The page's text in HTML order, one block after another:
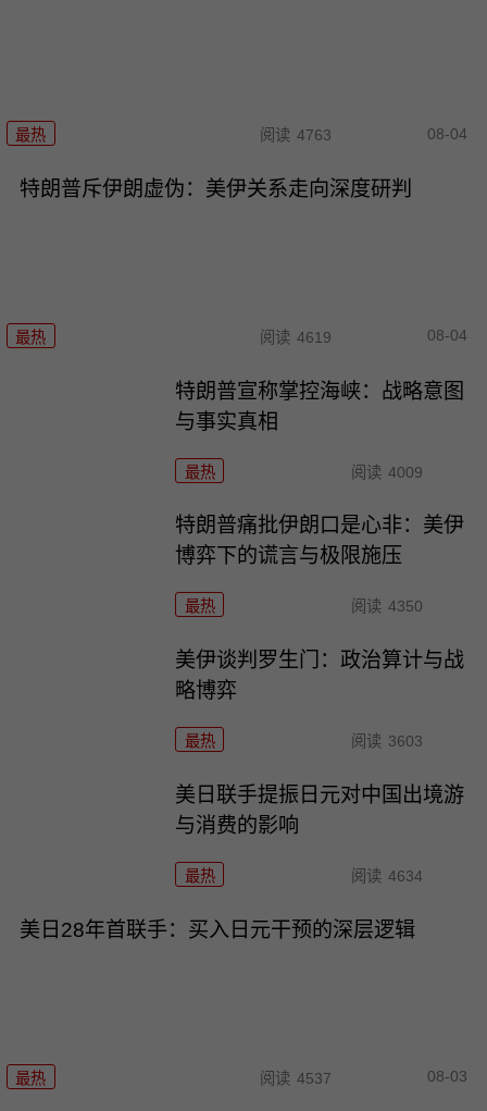
最热 阅读 4763 08-04
特朗普斥伊朗虚伪：美伊关系走向深度研判
最热 阅读 4619 08-04
特朗普宣称掌控海峡：战略意图
与事实真相
最热 阅读 4009
特朗普痛批伊朗口是心非：美伊
博弈下的谎言与极限施压
最热 阅读 4350
美伊谈判罗生门：政治算计与战
略博弈
最热 阅读 3603
美日联手提振日元对中国出境游
与消费的影响
最热 阅读 4634
美日28年首联手：买入日元干预的深层逻辑
最热 阅读 4537 08-03